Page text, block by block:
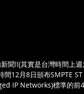
聞!!(其實是台灣時間上
間12月8日頒布SMPTE
IP Networks)標準的前4